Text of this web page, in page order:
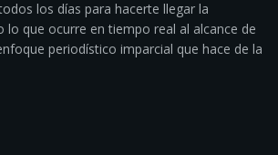
los días para hacerte llegar la
que ocurre en tiempo real al alcance de
periodístico imparcial que hace de la